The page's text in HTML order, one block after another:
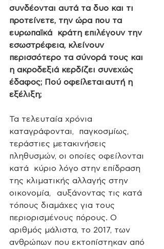
συνδέονται αυτά τα δυο και τι
προτείνετε, την ώρα που τα
ευρωπαϊκά  κράτη επιλέγουν την
εσωστρέφεια, κλείνουν
περισσότερο τα σύνορά τους και
η ακροδεξιά κερδίζει συνεχώς
έδαφος; Πού οφείλεται αυτή η
εξέλιξη;
Τα τελευταία χρόνια
καταγράφονται,  παγκοσμίως,
τεράστιες μετακινήσεις
πληθυσμών, οι οποίες οφείλονται
κατά  κύριο λόγο στην επίδραση
της κλιματικής αλλαγής στην
οικονομία,   αυξάνοντας τις κατά
τόπους διαμάχες για τους
περιορισμένους πόρους. Ο
αριθμός μάλιστα, το 2017, των
ανθρώπων που εκτοπίστηκαν από